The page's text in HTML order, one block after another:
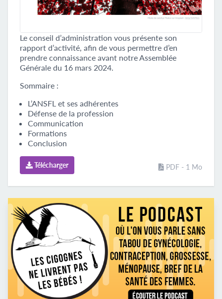
Le conseil d’administration vous présente son
rapport d’activité, afin de vous permettre d’en
prendre connaissance avant notre Assemblée
Générale du 16 mars 2024.
Sommaire :
L’ANSFL et ses adhérentes
Défense de la profession
Communication
Formations
Conclusion
Télécharger PDF - 1 Mo